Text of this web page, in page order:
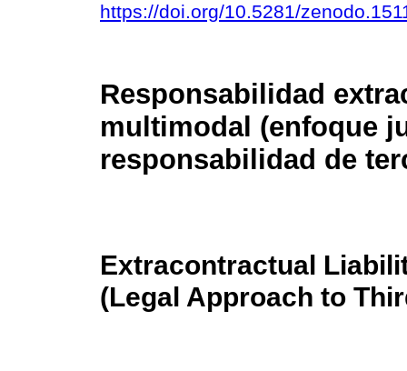
https://doi.org/10.5281/
Responsabilidad
multimodal (enfoque
responsabilidad de
Extracontractual
(Legal Approach to